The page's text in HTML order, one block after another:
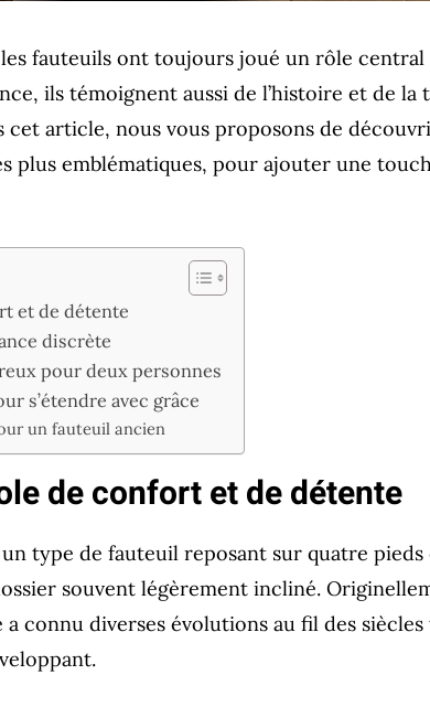
fauteuils ont toujours joué un rôle central
ils témoignent aussi de l’histoire et de la
cet article, nous vous proposons de
plus emblématiques, pour ajouter une
et de détente
discrète
pour deux personnes
s’étendre avec grâce
un fauteuil ancien
de confort et de détente
type de fauteuil reposant sur quatre pieds
souvent légèrement incliné.
a connu diverses évolutions au fil des